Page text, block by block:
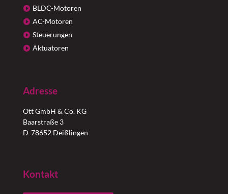
BLDC-Motoren
AC-Motoren
Steuerungen
Aktuatoren
Adresse
Ott GmbH & Co. KG
Baarstraße 3
D-78652 Deißlingen
Kontakt